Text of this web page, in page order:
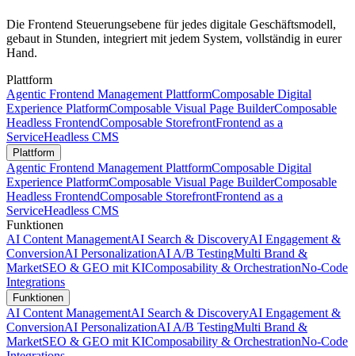
Die Frontend Steuerungsebene für jedes digitale Geschäftsmodell,
gebaut in Stunden, integriert mit jedem System, vollständig in eurer
Hand.
Plattform
Agentic Frontend Management PlattformComposable Digital
Experience PlatformComposable Visual Page BuilderComposable
Headless FrontendComposable StorefrontFrontend as a
ServiceHeadless CMS
Plattform
Agentic Frontend Management PlattformComposable Digital
Experience PlatformComposable Visual Page BuilderComposable
Headless FrontendComposable StorefrontFrontend as a
ServiceHeadless CMS
Funktionen
AI Content ManagementAI Search & DiscoveryAI Engagement &
ConversionAI PersonalizationAI A/B TestingMulti Brand &
MarketSEO & GEO mit KIComposability & OrchestrationNo-Code
Integrations
Funktionen
AI Content ManagementAI Search & DiscoveryAI Engagement &
ConversionAI PersonalizationAI A/B TestingMulti Brand &
MarketSEO & GEO mit KIComposability & OrchestrationNo-Code